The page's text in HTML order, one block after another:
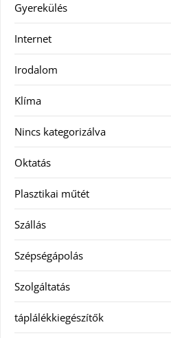
Gyerekülés
Internet
Irodalom
Klíma
Nincs kategorizálva
Oktatás
Plasztikai műtét
Szállás
Szépségápolás
Szolgáltatás
táplálékkiegészítők